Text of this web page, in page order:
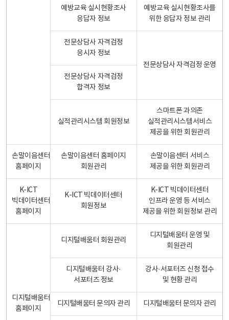
예방교육 실시현황조사
응답자 정보
예방교육 실시현황조사를
위한 응답자 정보 관리
전문상담사 자격검정
응시자 정보
전문상담사 자격검정 운영
전문상담사 자격검정
합격자 정보
실적관리시스템 회원정보
스마트폰 과의존
실적관리시스템서비스
제공을 위한 회원관리
손말이음센터
홈페이지
손말이음센터 홈페이지
회원관리
손말이음센터 서비스
제공을 위한 회원관리
K-ICT
빅데이터센터
홈페이지
K-ICT 빅데이터센터
회원정보
K-ICT 빅데이터센터
인프라 운영 등 서비스
제공을 위한 회원정보 관리
디지털배움터
홈페이지
디지털배움터 회원관리
디지털배움터 운영 및
회원관리
디지털배움터 강사·
서포터즈 정보
강사·서포터즈 신청 접수
및 현황 관리
디지털배움터 문의자 관리 디지털배움터 문의자 관리